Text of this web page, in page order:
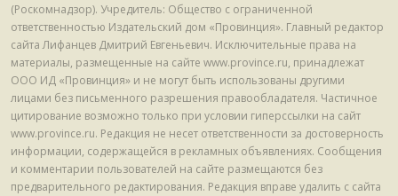
(Роскомнадзор). Учредитель: Общество с ограниченной
ответственностью Издательский дом «Провинция». Главный редактор
сайта Лифанцев Дмитрий Евгеньевич. Исключительные права на
материалы, размещенные на сайте www.province.ru, принадлежат
ООО ИД «Провинция» и не могут быть использованы другими
лицами без письменного разрешения правообладателя. Частичное
цитирование возможно только при условии гиперссылки на сайт
www.province.ru. Редакция не несет ответственности за достоверность
информации, содержащейся в рекламных объявлениях. Сообщения
и комментарии пользователей на сайте размещаются без
предварительного редактирования. Редакция вправе удалить с сайта